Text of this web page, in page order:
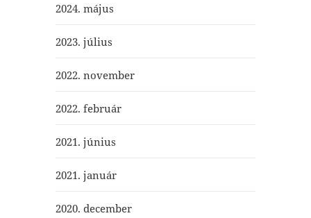
2024. május
2023. július
2022. november
2022. február
2021. június
2021. január
2020. december